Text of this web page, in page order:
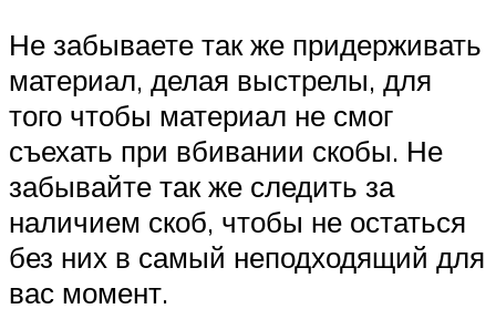
Не забываете так же придерживать
материал, делая выстрелы, для
того чтобы материал не смог
съехать при вбивании скобы. Не
забывайте так же следить за
наличием скоб, чтобы не остаться
без них в самый неподходящий для
вас момент.